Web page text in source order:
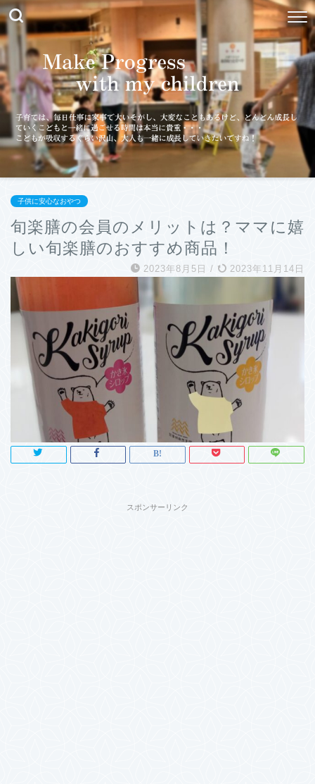
子供に安心なおやつ
旬楽膳の会員のメリットは？ママに嬉
しい旬楽膳のおすすめ商品！
2023年8月5日 / 2023年11月14日
スポンサーリンク